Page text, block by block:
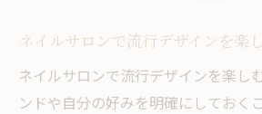
ネイルサロンで流行デザインを楽
ネイルサロンで流行デザインを楽し
ンドや自分の好みを明確にしておく